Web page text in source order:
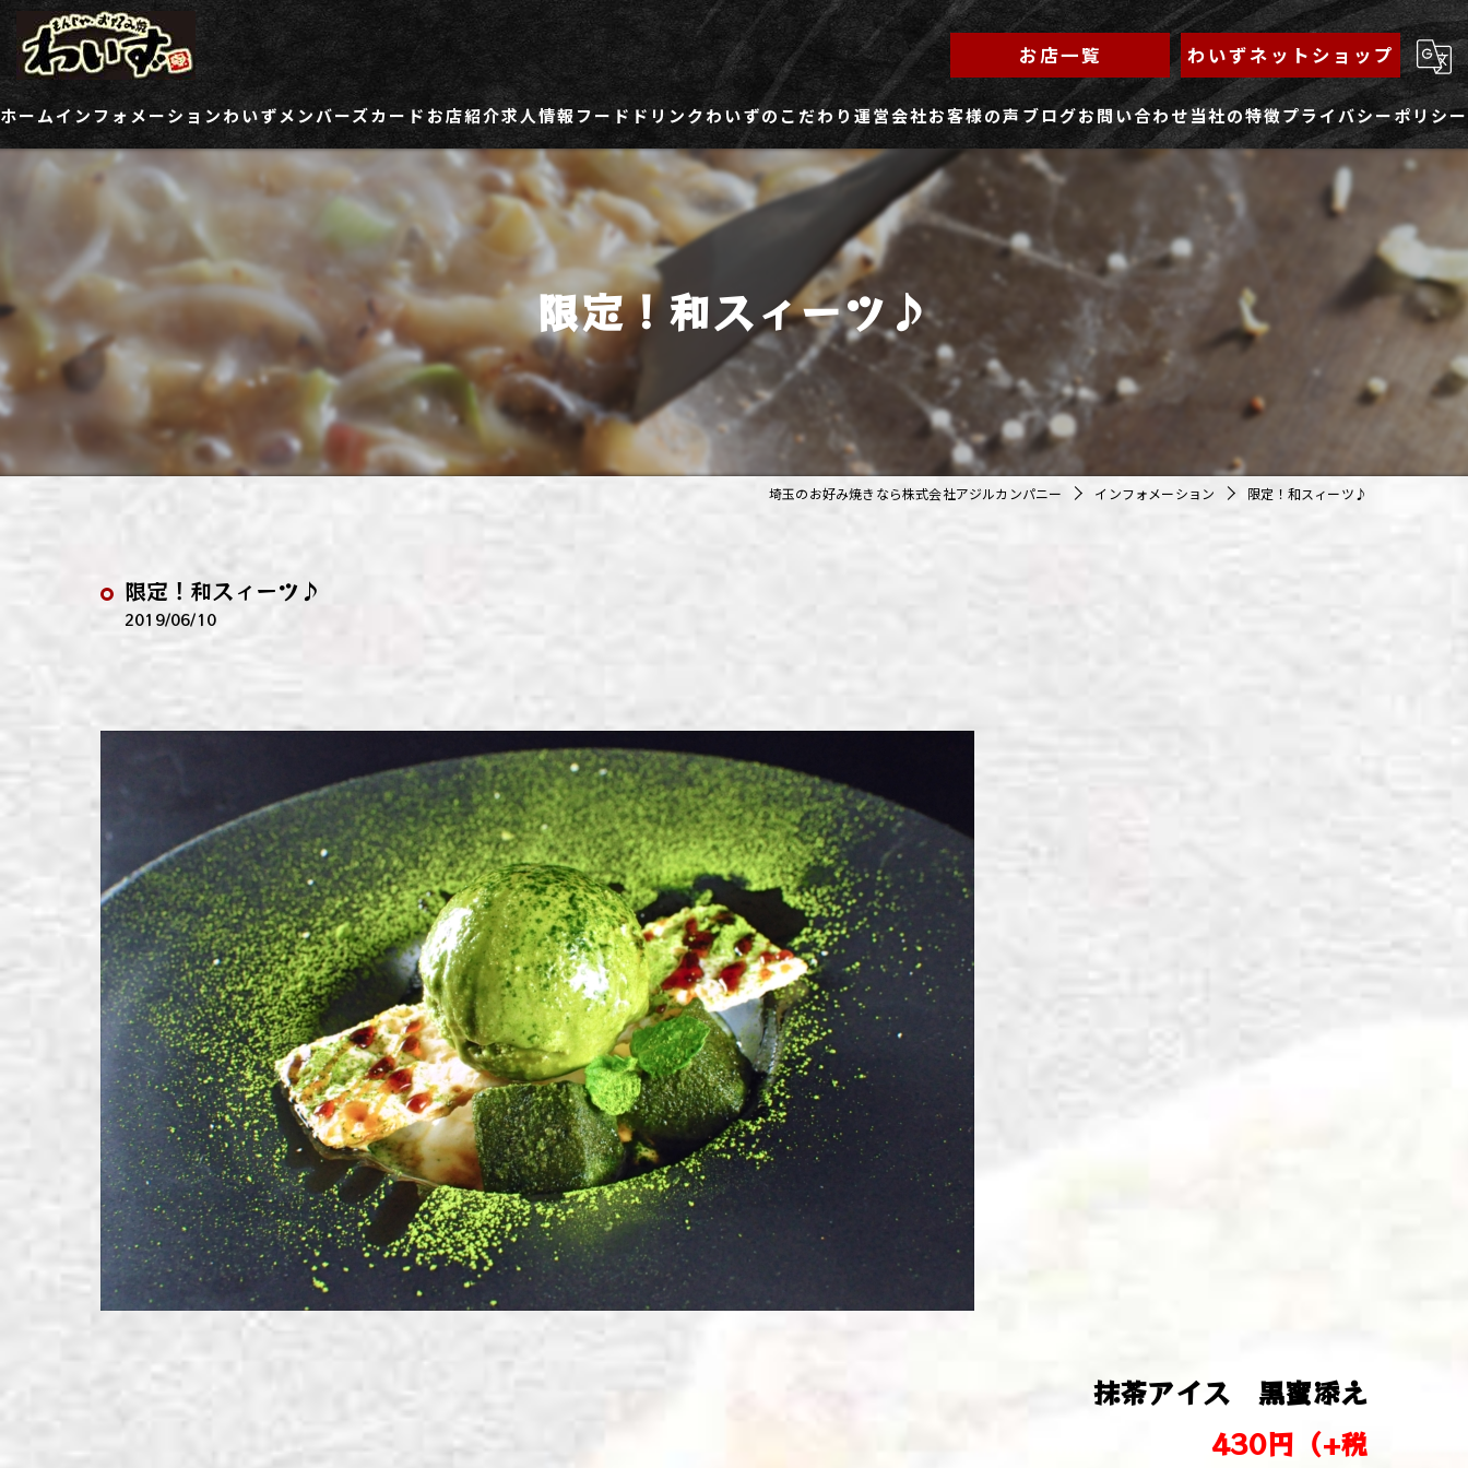
お店一覧 わいずネットショップ
ホームインフォメーションわいずメンバーズカード
ご登録情報変更フォーム
お店紹介
わいず所沢店
わいずふじみ野店
わいず熊谷店
わいず春日部店
わいず三芳店
わいず東川口店
わいず松戸店
求人情報
社員用求人ページ
パート・アルバイト用求人ページ
フード ドリンクわいずのこだわり運営会社お客様の声 ブログお問い合わせ当社の特徴
もんじゃ
ランチ
焼きそば
鉄板焼き
プライバシーポリシー
限定！和スィーツ♪
埼玉のお好み焼きなら株式会社アジルカンパニー インフォメーション 限定！和スィーツ♪
限定！和スィーツ♪
2019/06/10
抹茶アイス 黒蜜添え
430円（+税